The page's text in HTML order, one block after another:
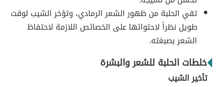
تقي الحلبة من ظهور الشعر الرمادي، وتؤخر الشيب لوقت
طويل نظراً لاحتوائها على الخصائص اللازمة لاحتفاظ
الشعر بصبغته.
خلطات الحلبة للشعر والبشرة
تأخير الشيب